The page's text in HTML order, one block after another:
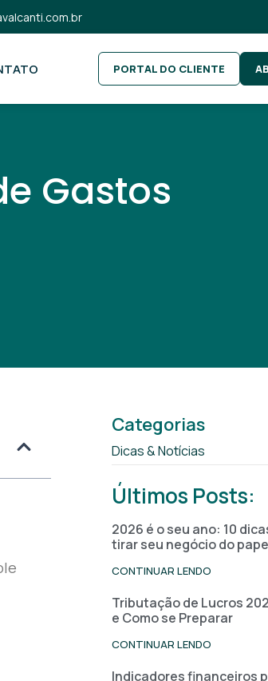
PORTAL DO CLIENTE
Gastos
Categorias
Dicas & Notícias
Últimos Posts:
2026 é o seu ano: 10
tirar seu negócio do
CONTINUAR LENDO
Tributação de Lucros
e Como se Preparar
CONTINUAR LENDO
Indicadores financeiros